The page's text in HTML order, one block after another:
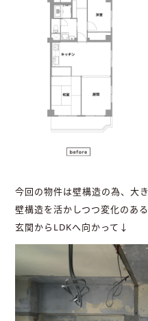
今回の物件は壁構造の為、大
壁構造を活かしつつ変化のあ
玄関からLDKへ向かって↓